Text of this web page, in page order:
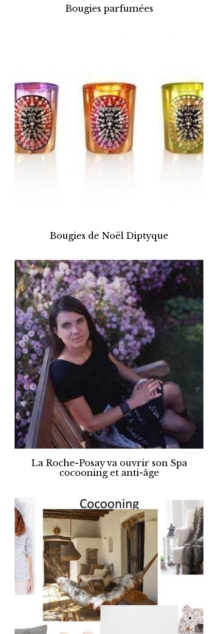
Bougies parfumées
Bougies de Noël Diptyque
La Roche-Posay va ouvrir son Spa
cocooning et anti-âge